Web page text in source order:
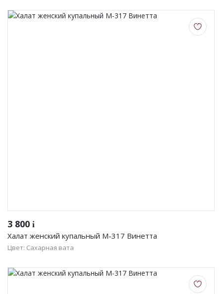
3 800 i
Халат женский купальный М-317 Винетта
Цвет: Сахарная вата